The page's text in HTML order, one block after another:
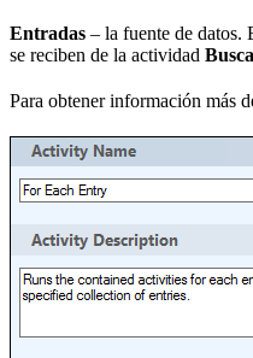
Entradas – la fuente de datos.
se reciben de la actividad
Para obtener información más